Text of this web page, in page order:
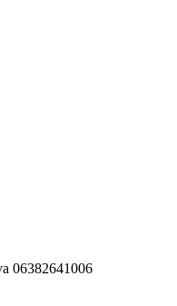
06382641006